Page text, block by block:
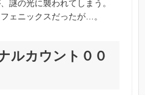
謎の光に襲われてしまう。
ェニックスだったが…。
ルカウント００